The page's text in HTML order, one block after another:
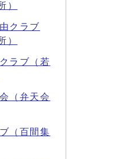
）
クラブ
）
ラブ（若
（弁天会
（百間集